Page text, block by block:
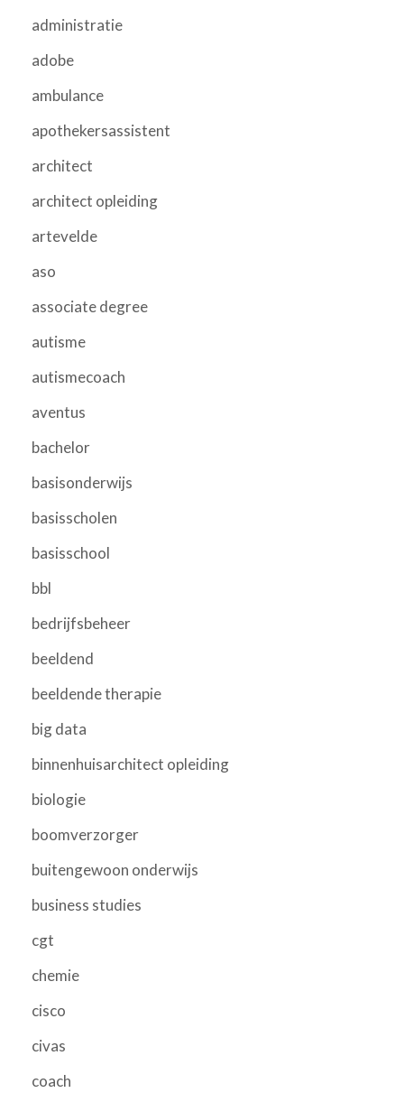
administratie
adobe
ambulance
apothekersassistent
architect
architect opleiding
artevelde
aso
associate degree
autisme
autismecoach
aventus
bachelor
basisonderwijs
basisscholen
basisschool
bbl
bedrijfsbeheer
beeldend
beeldende therapie
big data
binnenhuisarchitect opleiding
biologie
boomverzorger
buitengewoon onderwijs
business studies
cgt
chemie
cisco
civas
coach